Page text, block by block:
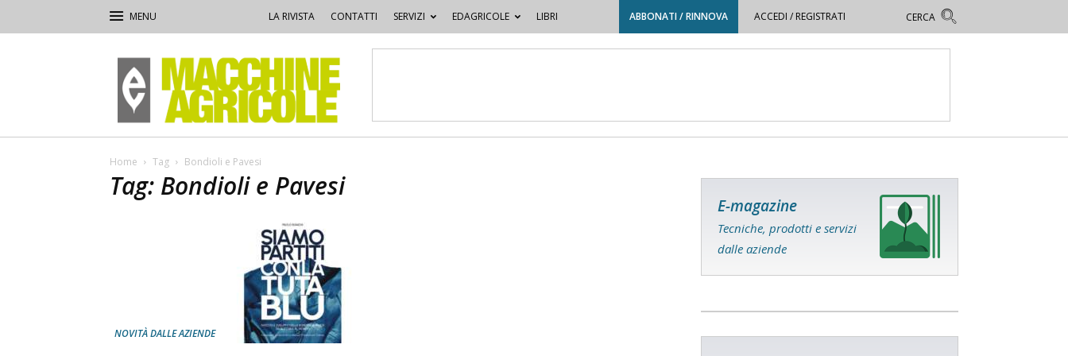
LA RIVISTA CONTATTI SERVIZI EDAGRICOLE LIBRI ABBONATI / RINNOVA ACCEDI / REGISTRATI
Macchine
Agricole
Home Tag Bondioli e Pavesi
Tag: Bondioli e Pavesi
NOVITÀ DALLE AZIENDE
E-magazine
Tecniche, prodotti e servizi
dalle aziende